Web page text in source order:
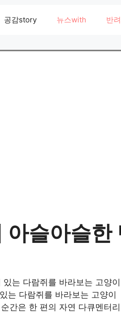
공감story 뉴스with 반
아슬아슬한
는 다람쥐를 바라보는 고양이
간은 한 편의 자연 다큐멘터